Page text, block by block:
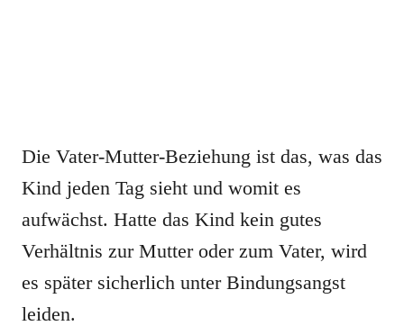
Die Vater-Mutter-Beziehung ist das, was das
Kind jeden Tag sieht und womit es
aufwächst. Hatte das Kind kein gutes
Verhältnis zur Mutter oder zum Vater, wird
es später sicherlich unter Bindungsangst
leiden.